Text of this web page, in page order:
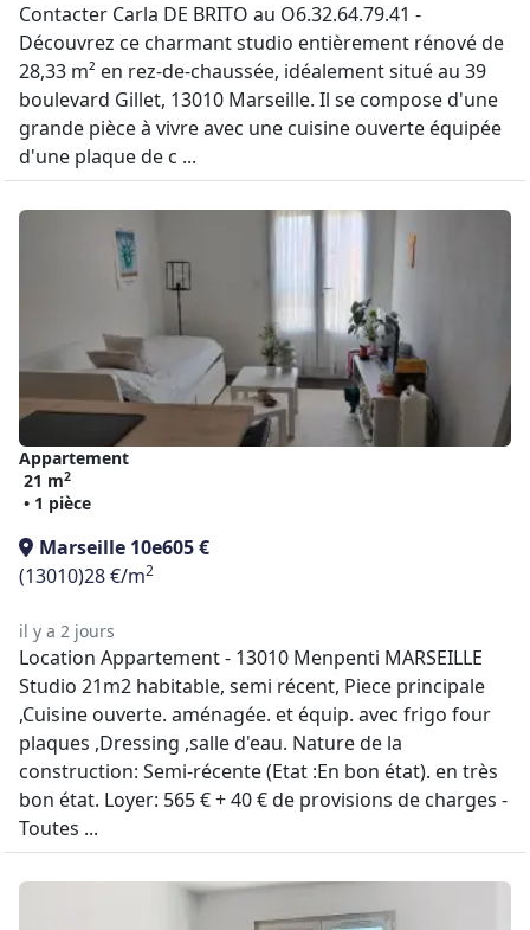
Contacter Carla DE BRITO au O6.32.64.79.41 -
Découvrez ce charmant studio entièrement rénové de
28,33 m² en rez-de-chaussée, idéalement situé au 39
boulevard Gillet, 13010 Marseille. Il se compose d'une
grande pièce à vivre avec une cuisine ouverte équipée
d'une plaque de c ...
Appartement
21 m2
• 1 pièce
Marseille 10e605 €
(13010)28 €/m2
il y a 2 jours
Location Appartement - 13010 Menpenti MARSEILLE
Studio 21m2 habitable, semi récent, Piece principale
,Cuisine ouverte. aménagée. et équip. avec frigo four
plaques ,Dressing ,salle d'eau. Nature de la
construction: Semi-récente (Etat :En bon état). en très
bon état. Loyer: 565 € + 40 € de provisions de charges -
Toutes ...